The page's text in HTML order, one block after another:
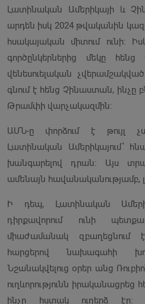
Լատինական Ամերիկայի և
արդեն իսկ 2024 թվականին
հսակայական միտում ունի։
գործընկերներից մեկը
վենեսուելական
գնում է հենց Չինաստան, ինչը
Թրամփի վարչակազմին։
ԱՄՆ-ը փորձում է թույլ
Լատինական Ամերիկայում՝
խանգարելով դրան։ Այս
ամենայն հավանականությամբ,
Ի դեպ, Լատինական
դիրքավորում ունի
միաժամանակ զբաղեցնում
հարցերով նախագահի
Նշանակվելուց օրեր անց
ուղևորությունն
ինչը հստակ ուղերձ էր։